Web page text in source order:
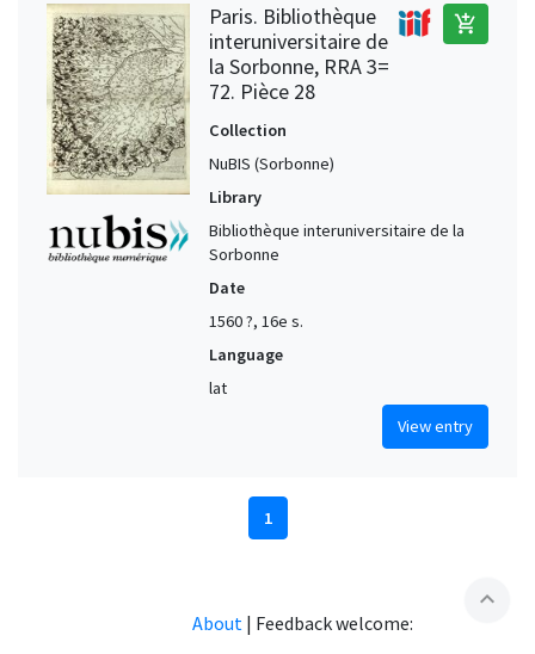
Paris. Bibliothèque
interuniversitaire de
la Sorbonne, RRA 3=
72. Pièce 28
add_shopping_cart
Collection
NuBIS (Sorbonne)
Library
Bibliothèque interuniversitaire de la
Sorbonne
Date
1560 ?, 16e s.
Language
lat
View entry
1
expand_less
About | Feedback welcome: